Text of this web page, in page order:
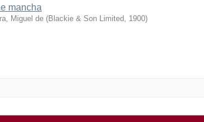
mancha
Miguel de (Blackie & Son Limited 1900)